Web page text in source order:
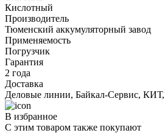
Кислотный
Производитель
Тюменский аккумуляторный завод
Применяемость
Погрузчик
Гарантия
2 года
Доставка
Деловые линии, Байкал-Сервис,
В избранное
С этим товаром также покупают